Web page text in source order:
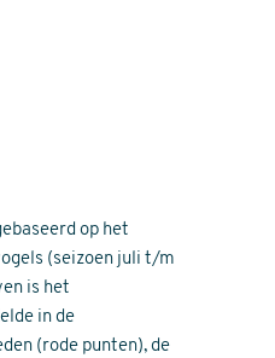
op het
(seizoen juli t/m
is het
in de
(rode punten), de